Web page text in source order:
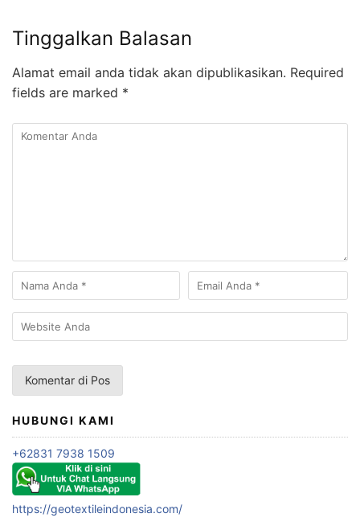
Tinggalkan Balasan
Alamat email anda tidak akan dipublikasikan. Required
fields are marked *
HUBUNGI KAMI
+62831 7938 1509
https://geotextileindonesia.com/